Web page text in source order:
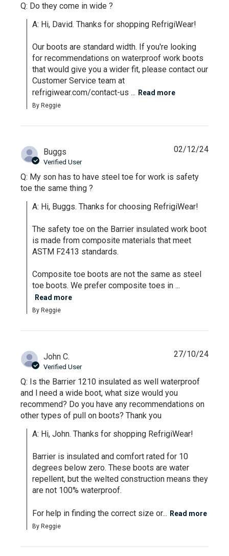
Q: Do they come in wide ?
A: Hi, David. Thanks for shopping RefrigiWear!
Our boots are standard width. If you're looking
for recommendations on waterproof work boots
that would give you a wider fit, please contact our
Customer Service team at
refrigiwear.com/contact-us ... Read more
By Reggie
Buggs
Verified User
Q: My son has to have steel toe for work is safety
toe the same thing ?
A: Hi, Buggs. Thanks for choosing RefrigiWear!
The safety toe on the Barrier insulated work boot
is made from composite materials that meet
ASTM F2413 standards.
Composite toe boots are not the same as steel
toe boots. We prefer composite toes in ...
Read more
By Reggie
02/12/24
John C.
Verified User
Q: Is the Barrier 1210 insulated as well waterproof
and l need a wide boot, what size would you
recommend? Do you have any recommendations on
other types of pull on boots? Thank you
A: Hi, John. Thanks for shopping RefrigiWear!
Barrier is insulated and comfort rated for 10
degrees below zero. These boots are water
repellent, but the welted construction means they
are not 100% waterproof.
For help in finding the correct size or... Read more
By Reggie
27/10/24